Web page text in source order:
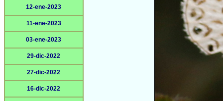
12-ene-2023
11-ene-2023
03-ene-2023
29-dic-2022
27-dic-2022
16-dic-2022